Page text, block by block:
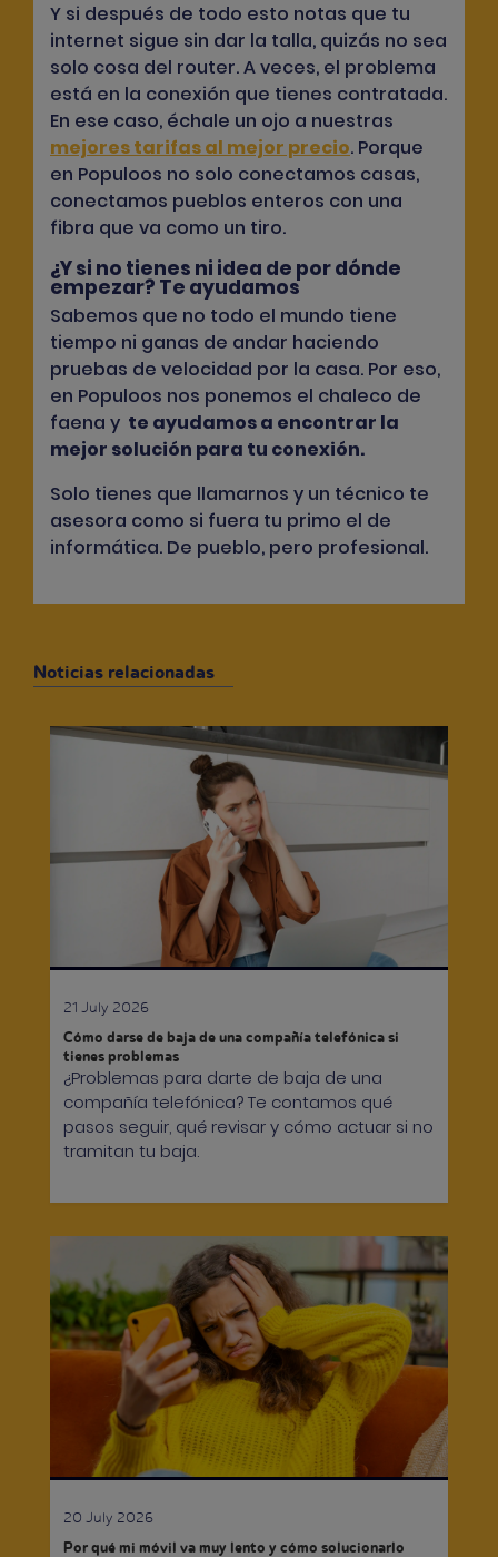
Y si después de todo esto notas que tu
internet sigue sin dar la talla, quizás no sea
solo cosa del router. A veces, el problema
está en la conexión que tienes contratada.
En ese caso, échale un ojo a nuestras
mejores tarifas al mejor precio. Porque
en Populoos no solo conectamos casas,
conectamos pueblos enteros con una
fibra que va como un tiro.
¿Y si no tienes ni idea de por dónde
empezar? Te ayudamos
Sabemos que no todo el mundo tiene
tiempo ni ganas de andar haciendo
pruebas de velocidad por la casa. Por eso,
en Populoos nos ponemos el chaleco de
faena y te ayudamos a encontrar la
mejor solución para tu conexión.
Solo tienes que llamarnos y un técnico te
asesora como si fuera tu primo el de
informática. De pueblo, pero profesional.
Noticias relacionadas
21 July 2026
Cómo darse de baja de una compañía telefónica si
tienes problemas
¿Problemas para darte de baja de una
compañía telefónica? Te contamos qué
pasos seguir, qué revisar y cómo actuar si no
tramitan tu baja.
20 July 2026
Por qué mi móvil va muy lento y cómo solucionarlo